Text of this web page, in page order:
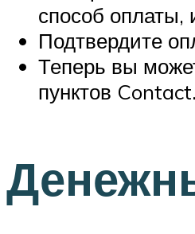
способ оплаты,
Подтвердите
Теперь вы
пунктов Contact.